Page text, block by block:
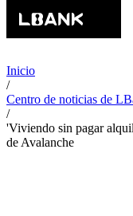
Inicio
/
Centro de noticias de
/
'Viviendo sin pagar
de Avalanche